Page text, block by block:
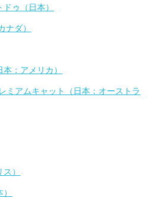
ドゥ（日本）
ナダ）
：アメリカ）
ミアムキャット（日本：オーストラ
）